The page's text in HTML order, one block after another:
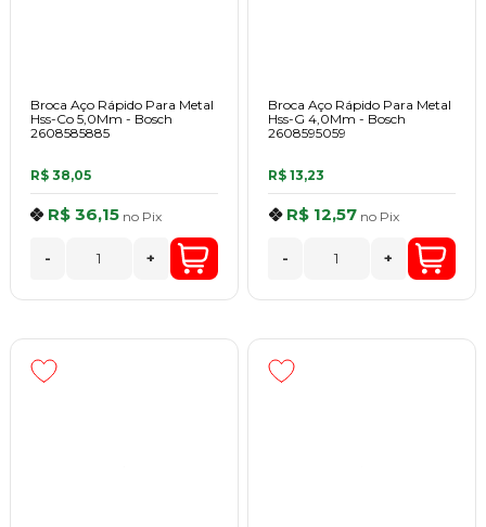
Broca Aço Rápido Para Metal
Hss-Co 5,0Mm - Bosch
2608585885
R$ 38,05
R$ 36,15 no Pix
- +
Broca Aço Rápido Para Metal
Hss-G 4,0Mm - Bosch
2608595059
R$ 13,23
R$ 12,57 no Pix
- +